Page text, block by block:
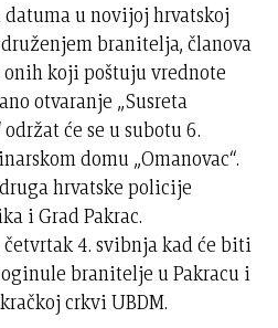
u novijoj hrvatskoj
branitelja, članova
koji poštuju vrednote
otvaranje „Susreta
će se u subotu 6.
domu „Omanovac“.
hrvatske policije
i Grad Pakrac.
4. svibnja kad će biti
branitelje u Pakracu i
crkvi UBDM.